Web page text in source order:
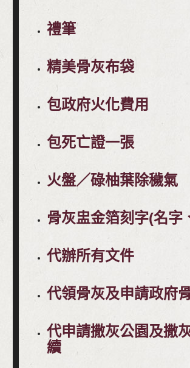
禮筆
精美骨灰布袋
包政府火化費用
包死亡證一張
火盤／碌柚葉除穢氣
骨灰盅金箔刻字(名字
代辦所有文件
代領骨灰及申請政府
代申請撒灰公園及撒
續